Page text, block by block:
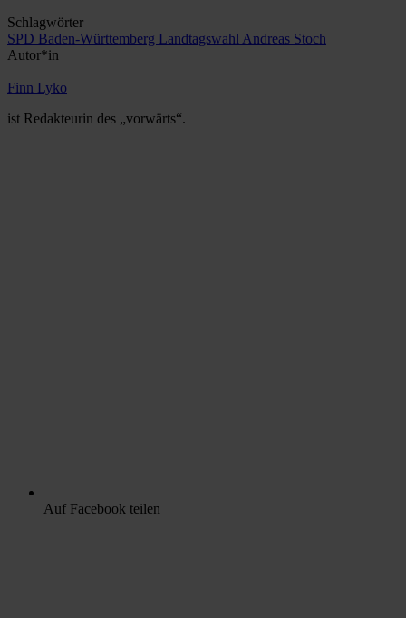
Schlagwörter
SPD Baden-Württemberg Landtagswahl Andreas Stoch
Autor*in
Finn Lyko
ist Redakteurin des „vorwärts“.
Auf Facebook teilen